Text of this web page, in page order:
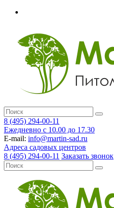
8 (495) 294-00-11
Ежедневно с 10.00 до 17.30
E-mail: info@martin-sad.ru
Адреса садовых центров
8 (495) 294-00-11 Заказать звонок